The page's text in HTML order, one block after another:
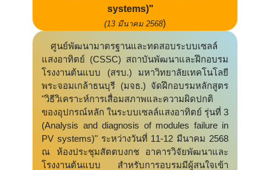
systems)"
(13 มีนาคม 2568)
ศูนย์พัฒนามาตรฐานและทดสอบระบบเซลล์
แสงอาทิตย์ (CSSC) สถาบันพัฒนาและฝึกอบรม
โรงงานต้นแบบ (สรบ.) มหาวิทยาลัยเทคโนโลยี
พระจอมเกล้าธนบุรี (มจธ.) จัดฝึกอบรมหลักสูตร
"วิธีวิเคราะห์การเสื่อมสภาพและความผิดปกติ
ของอุปกรณ์หลัก ในระบบเซลล์แสงอาทิตย์ รุ่นที่ 3
(Analysis and diagnosis of modules failure in
PV systems)" ระหว่างวันที่ 11-12 มีนาคม 2568
ณ ห้องประชุมสัตตบงกช อาคารวิจัยพัฒนาและ
โรงงานต้นแบบ สำหรับการอบรมมีผู้สนใจเข้า